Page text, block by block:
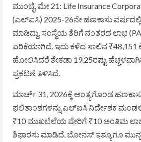
ಮುಂಬೈ, ಮೇ 21: Life Insurance
(ಎಲ್‌ಐಸಿ) 2025-26ನೇ ಹಣಕಾಸು
ಮಾಡಿದ್ದು, ಸಂಸ್ಥೆಯ ತೆರಿಗೆ ನಂತರದ ಲಾಭ
ಏರಿಕೆಯಾಗಿದೆ. ಇದು ಕಳೆದ ಸಾಲಿನ
ಹೋಲಿಸಿದರೆ ಶೇಕಡಾ 19.25ರಷ್ಟು
ಪ್ರಕಟಣೆ ತಿಳಿಸಿದೆ.
ಮಾರ್ಚ್ 31, 2026ಕ್ಕೆ ಅಂತ್ಯಗೊಂಡ
ಫಲಿತಾಂಶಗಳನ್ನು ಎಲ್‌ಐಸಿ ನಿರ್ದೇಶಕ
₹10 ಮುಖಬೆಲೆಯ ಷೇರಿಗೆ ₹10 ಅಂತಿಮ
ಶಿಫಾರಸು ಮಾಡಿದೆ. ಬೋನಸ್ ಇಶ್ಯೂಗೂ